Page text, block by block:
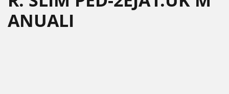
ANUALI